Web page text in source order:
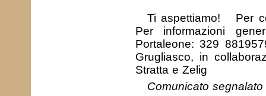
Ti aspettiamo! Per
Per informazioni
Portaleone: 329
Grugliasco, in
Stratta e Zelig
Comunicato